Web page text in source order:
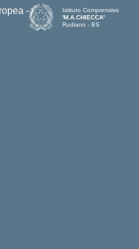
Istituto Comprensivo
'M.A.CHIECCA'
Rudiano - BS